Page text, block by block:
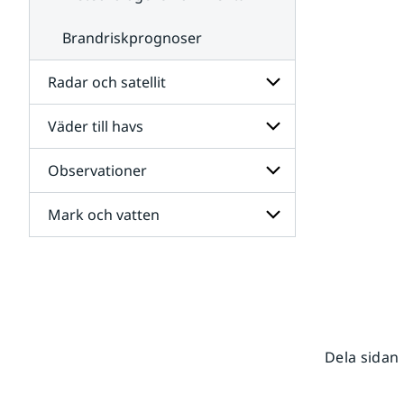
Brandriskprognoser
Radar och satellit
Undersidor
för
Radar
och
satellit
Väder till havs
Undersidor
för
Väder
till
havs
Observationer
Undersidor
för
Mark och vatten
Dela sidan